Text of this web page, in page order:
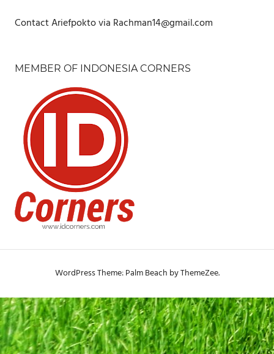
Contact Ariefpokto via Rachman14@gmail.com
MEMBER OF INDONESIA CORNERS
WordPress Theme: Palm Beach by ThemeZee.